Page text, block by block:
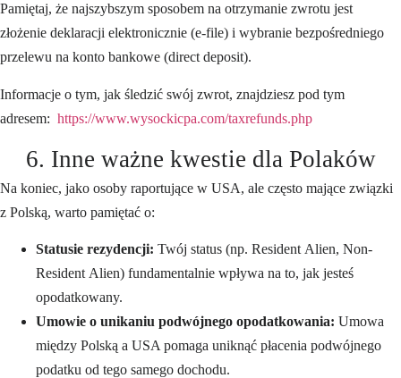
Pamiętaj, że najszybszym sposobem na otrzymanie zwrotu jest
złożenie deklaracji elektronicznie (e-file) i wybranie bezpośredniego
przelewu na konto bankowe (direct deposit).
Informacje o tym, jak śledzić swój zwrot, znajdziesz pod tym
adresem: https://www.wysockicpa.com/taxrefunds.php
6. Inne ważne kwestie dla Polaków
Na koniec, jako osoby raportujące w USA, ale często mające związki
z Polską, warto pamiętać o:
Statusie rezydencji: Twój status (np. Resident Alien, Non-
Resident Alien) fundamentalnie wpływa na to, jak jesteś
opodatkowany.
Umowie o unikaniu podwójnego opodatkowania: Umowa
między Polską a USA pomaga uniknąć płacenia podwójnego
podatku od tego samego dochodu.